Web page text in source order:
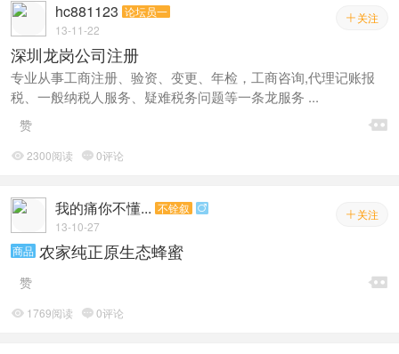
 关注
hc881123 论坛员一
13-11-22
深圳龙岗公司注册
专业从事工商注册、验资、变更、年检，工商咨询,代理记账报
税、一般纳税人服务、疑难税务问题等一条龙服务 ...

赞
 2300阅读 0评论
 关注
我的痛你不懂... 不铨叙 
13-10-27
商品 农家纯正原生态蜂蜜

赞
 1769阅读 0评论